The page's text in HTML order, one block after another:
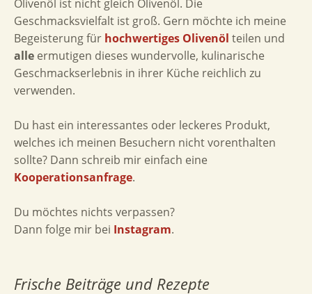
Olivenöl ist nicht gleich Olivenöl. Die
Geschmacksvielfalt ist groß. Gern möchte ich meine
Begeisterung für hochwertiges Olivenöl teilen und
alle ermutigen dieses wundervolle, kulinarische
Geschmackserlebnis in ihrer Küche reichlich zu
verwenden.
Du hast ein interessantes oder leckeres Produkt,
welches ich meinen Besuchern nicht vorenthalten
sollte? Dann schreib mir einfach eine
Kooperationsanfrage.
Du möchtes nichts verpassen?
Dann folge mir bei Instagram.
Frische Beiträge und Rezepte